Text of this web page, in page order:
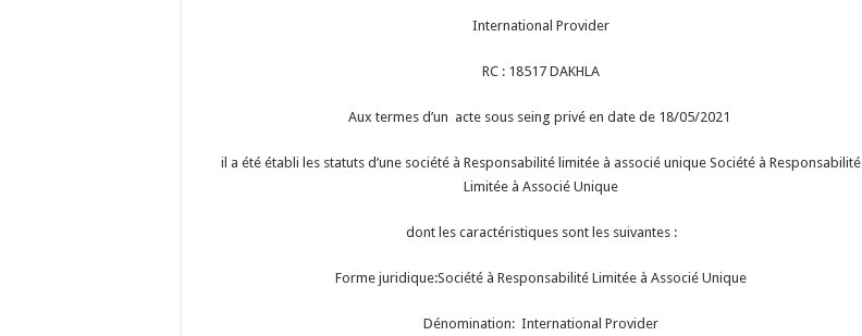
International Provider
RC : 18517 DAKHLA
Aux termes d’un acte sous seing privé en date de 18/05/2021
il a été établi les statuts d’une société à Responsabilité limitée à associé unique Société à Responsabilité
Limitée à Associé Unique
dont les caractéristiques sont les suivantes :
Forme juridique:Société à Responsabilité Limitée à Associé Unique
Dénomination: International Provider